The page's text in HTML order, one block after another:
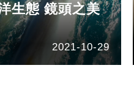
生態 鏡頭之美
2021-10-29